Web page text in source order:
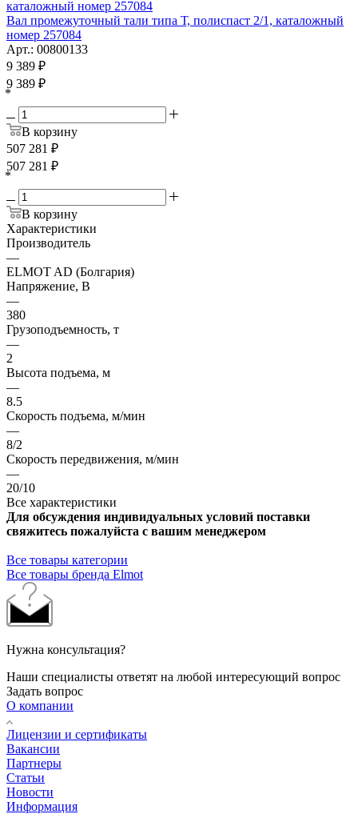
Вал промежуточный тали типа Т, полиспаст 2/1, каталожный
номер 257084
Арт.: 00800133
9 389 ₽
9 389 ₽
*
В корзину
507 281 ₽
507 281 ₽
*
В корзину
Характеристики
Производитель
—
ELMOT AD (Болгария)
Напряжение, В
—
380
Грузоподъемность, т
—
2
Высота подъема, м
—
8.5
Скорость подъема, м/мин
—
8/2
Скорость передвижения, м/мин
—
20/10
Все характеристики
Для обсуждения индивидуальных условий поставки
свяжитесь пожалуйста с вашим менеджером
Все товары категории
Все товары бренда Elmot
Нужна консультация?
Наши специалисты ответят на любой интересующий вопрос
Задать вопрос
О компании
Лицензии и сертификаты
Вакансии
Партнеры
Статьи
Новости
Информация